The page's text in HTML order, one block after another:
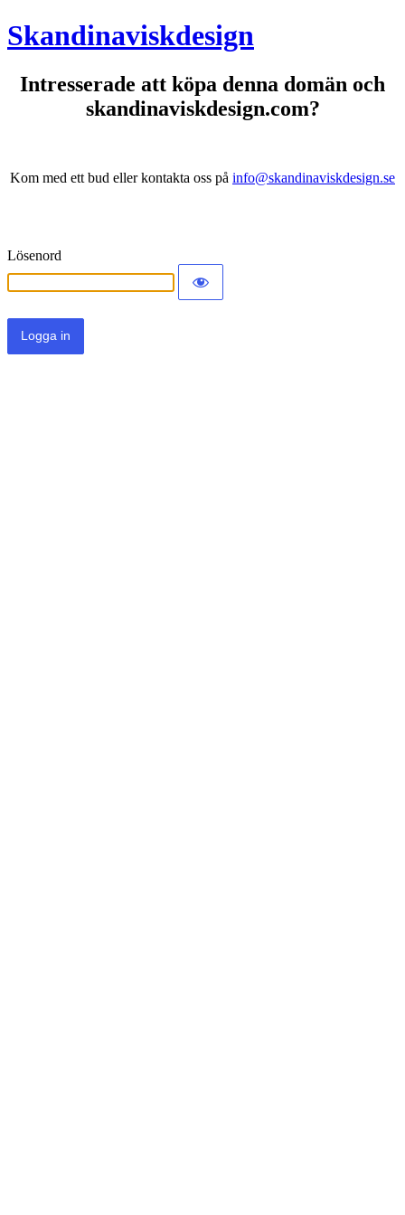
Skandinaviskdesign
Intresserade att köpa denna domän och
skandinaviskdesign.com?
Kom med ett bud eller kontakta oss på info@skandinaviskdesign.se
Lösenord